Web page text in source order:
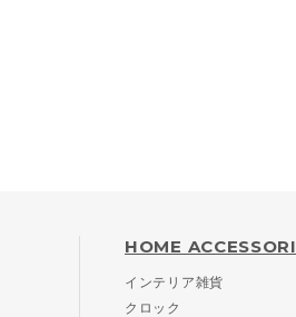
HOME
インテリア雑貨
クロック